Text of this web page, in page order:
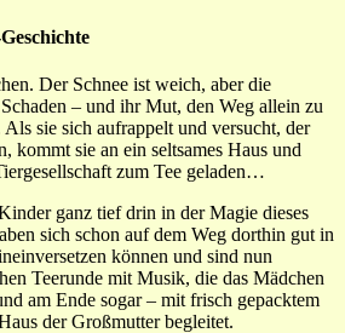
Der Schnee ist weich, aber die
– und ihr Mut, den Weg allein zu
sie sich aufrappelt und versucht, der
kommt sie an ein seltsames Haus und
zum Tee geladen…
ganz tief drin in der Magie dieses
sich schon auf dem Weg dorthin gut in
können und sind nun
Teerunde mit Musik, die das Mädchen
am Ende sogar – mit frisch gepacktem
der Großmutter begleitet.